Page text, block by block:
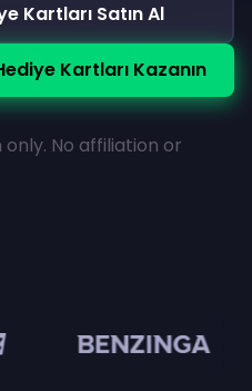
Kartları Satın Al
Kartları Kazanın
No affiliation or